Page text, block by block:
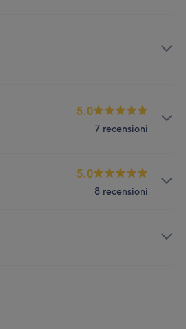
5.0
7 recensioni
5.0
8 recensioni